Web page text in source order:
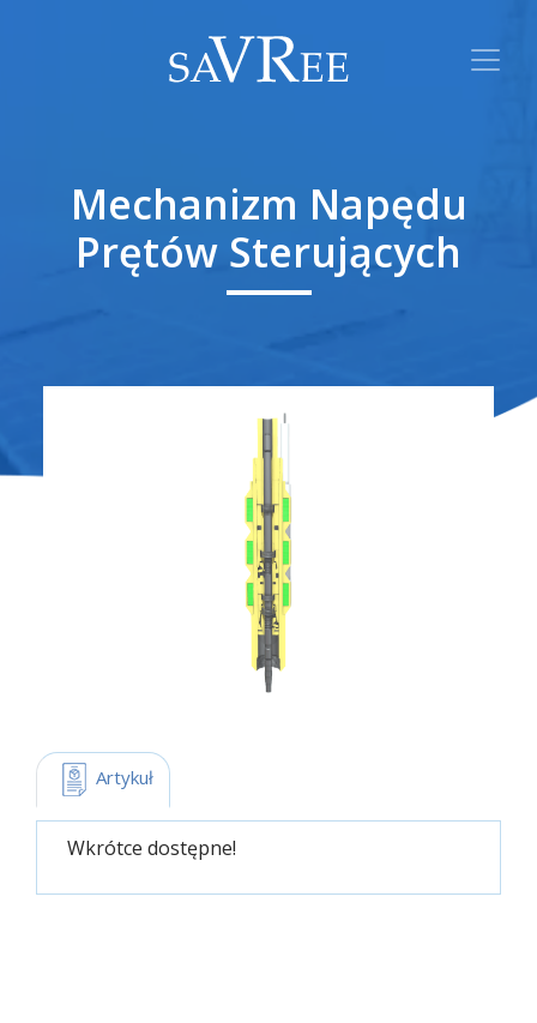
Mechanizm Napędu
Prętów Sterujących
Artykuł
Wkrótce dostępne!